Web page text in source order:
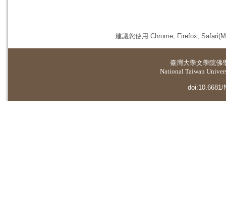
建議您使用 Chrome, Firefox,
臺灣大學文學院佛
National Taiwan
doi:10.6681/